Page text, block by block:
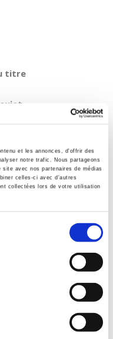
et les annonces, d'offrir des
notre trafic. Nous partageons
avec nos partenaires de médias
celles-ci avec d'autres
collectées lors de votre utilisation
titre
et gouvernement